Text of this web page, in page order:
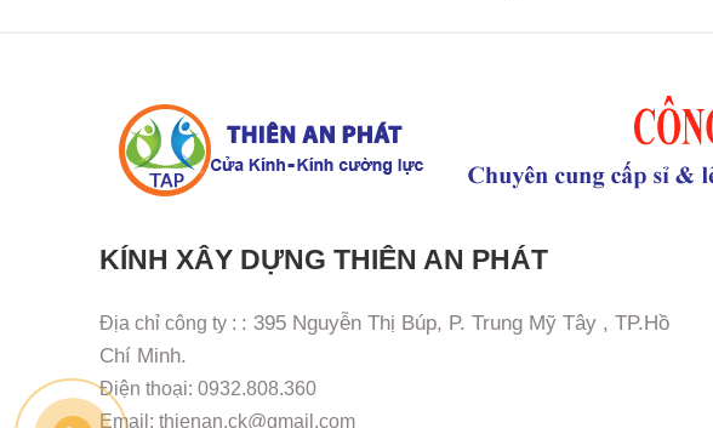
KÍNH XÂY DỰNG THIÊN AN PHÁT
Địa chỉ công ty : : 395 Nguyễn Thị Búp, P. Trung Mỹ Tây , TP.Hồ
Chí Minh.
Điện thoại: 0932.808.360
Email: thienan.ck@gmail.com